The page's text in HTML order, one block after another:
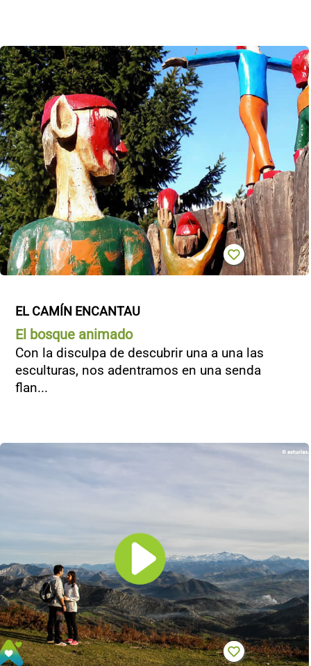
EL CAMÍN ENCANTAU
El bosque animado
Con la disculpa de descubrir una a una las
esculturas, nos adentramos en una senda
flan...